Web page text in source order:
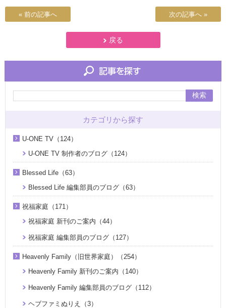
« 前の記事へ 次の記事へ »
戻る
検索
カテゴリから探す
U-ONE TV（124）
U-ONE TV 制作者のブログ（124）
Blessed Life（63）
Blessed Life 編集部員のブログ（63）
祝福家庭（171）
祝福家庭 新刊のご案内（44）
祝福家庭 編集部員のブログ（127）
Heavenly Family（旧世界家庭）（254）
Heavenly Family 新刊のご案内（140）
Heavenly Family 編集部員のブログ（112）
ヘブファミぬりえ（3）